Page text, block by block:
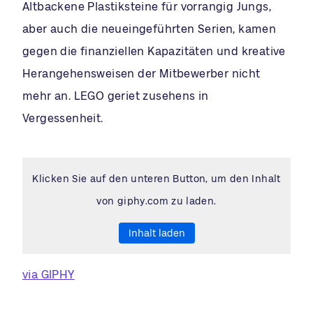
Altbackene Plastiksteine für vorrangig Jungs,
aber auch die neueingeführten Serien, kamen
gegen die finanziellen Kapazitäten und kreative
Herangehensweisen der Mitbewerber nicht
mehr an. LEGO geriet zusehens in
Vergessenheit.
Klicken Sie auf den unteren Button, um den Inhalt
von giphy.com zu laden.
Inhalt laden
via GIPHY